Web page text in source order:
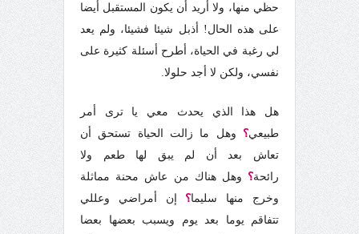
حظي منها، ولا أريد أن يكون المستقبل أيضا
على هذه الحال! أذبل شيئا فشيئا، ولم يعد
لي رغبة في الحياة، أطرح أسئلة كثيرة على
نفسي، ولكن لا أجد حلولا.
هل هذا الذي يحدث معي يا ترى أمر
طبيعي؟ وهل ما زالت الحياة تستحق أن
تعاش بعد أن لم يبق لها طعم ولا
رائحة؟ وهل هناك من عاش محنة مماثلة
وخرج منها سليما؟
إن أمراضي وعللي
تتفاقم يوما بعد يوم ويسبب بعضها بعضا